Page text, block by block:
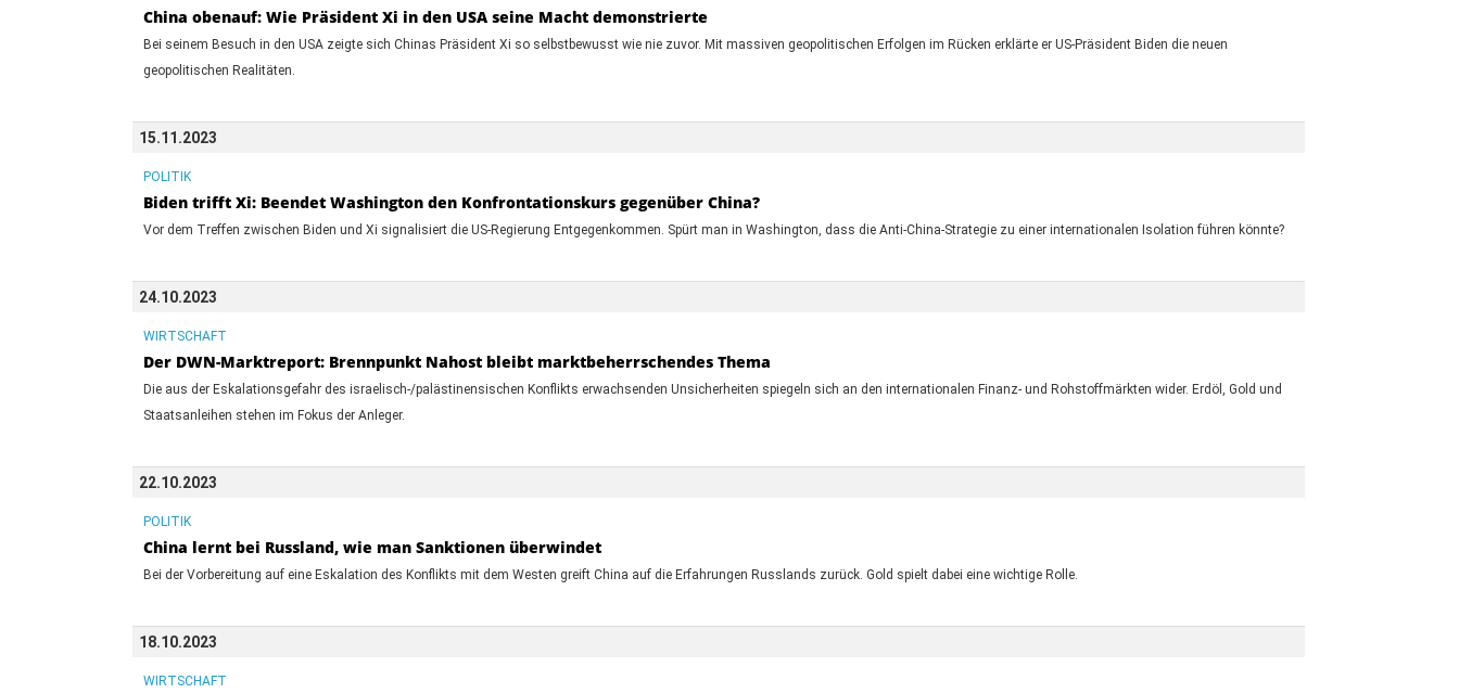
China obenauf: Wie Präsident Xi in den USA seine Macht demonstrierte
Bei seinem Besuch in den USA zeigte sich Chinas Präsident Xi so selbstbewusst wie nie zuvor. Mit massiven geopolitischen Erfolgen im Rücken erklärte er US-Präsident Biden die neuen
geopolitischen Realitäten.
15.11.2023
POLITIK
Biden trifft Xi: Beendet Washington den Konfrontationskurs gegenüber China?
Vor dem Treffen zwischen Biden und Xi signalisiert die US-Regierung Entgegenkommen. Spürt man in Washington, dass die Anti-China-Strategie zu einer internationalen Isolation führen könnte?
24.10.2023
WIRTSCHAFT
Der DWN-Marktreport: Brennpunkt Nahost bleibt marktbeherrschendes Thema
Die aus der Eskalationsgefahr des israelisch-/palästinensischen Konflikts erwachsenden Unsicherheiten spiegeln sich an den internationalen Finanz- und Rohstoffmärkten wider. Erdöl, Gold und
Staatsanleihen stehen im Fokus der Anleger.
22.10.2023
POLITIK
China lernt bei Russland, wie man Sanktionen überwindet
Bei der Vorbereitung auf eine Eskalation des Konflikts mit dem Westen greift China auf die Erfahrungen Russlands zurück. Gold spielt dabei eine wichtige Rolle.
18.10.2023
WIRTSCHAFT